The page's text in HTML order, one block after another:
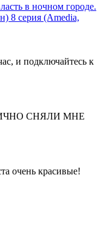
в ночном городе.
8 серия (Amedia,
и подключайтесь к
СНЯЛИ МНЕ
очень красивые!